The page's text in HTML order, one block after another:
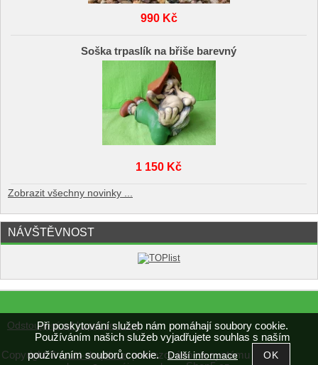
990 Kč
Soška trpaslík na břiše barevný
1 150 Kč
Zobrazit všechny novinky ...
NÁVŠTĚVNOST
Odstoupení od kupní smlouvy
Copyright ©multi-shopik.cz,provozováno na systému
tvorba
Při poskytování služeb nám pomáhají soubory cookie.
Používáním našich služeb vyjadřujete souhlas s naším
používáním souborů cookie.Další informace